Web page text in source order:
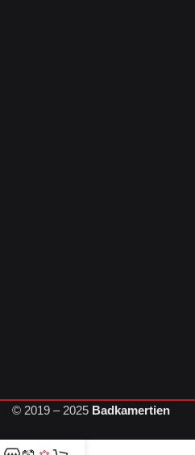
© 2019 – 2025 Badkamertien